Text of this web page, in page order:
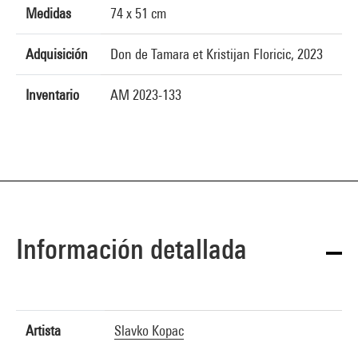
Medidas 74 x 51 cm
Adquisición Don de Tamara et Kristijan Floricic, 2023
Inventario AM 2023-133
Información detallada
Artista
Slavko Kopac